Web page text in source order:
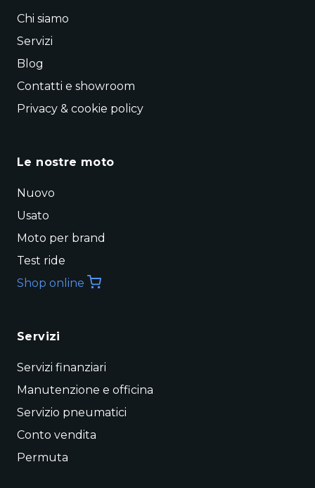
Chi siamo
Servizi
Blog
Contatti e showroom
Privacy & cookie policy
Le nostre moto
Nuovo
Usato
Moto per brand
Test ride
Shop online
Servizi
Servizi finanziari
Manutenzione e officina
Servizio pneumatici
Conto vendita
Permuta